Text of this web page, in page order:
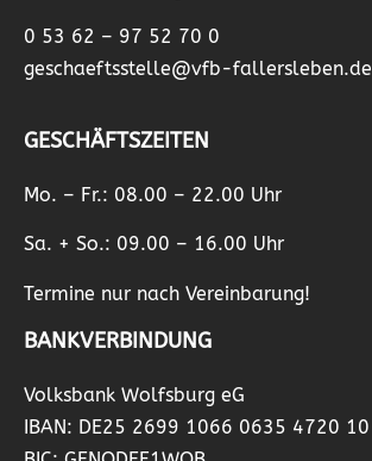
0 53 62 – 97 52 70 0
geschaeftsstelle@vfb-fallersleben.de
GESCHÄFTSZEITEN
Mo. – Fr.: 08.00 – 22.00 Uhr
Sa. + So.: 09.00 – 16.00 Uhr
Termine nur nach Vereinbarung!
BANKVERBINDUNG
Volksbank Wolfsburg eG
IBAN: DE25 2699 1066 0635 4720 10